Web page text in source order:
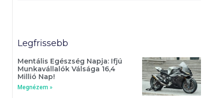
Legfrissebb
Mentális Egészség Napja: Ifjú
Munkavállalók Válsága 16,4
Millió Nap!
Megnézem »